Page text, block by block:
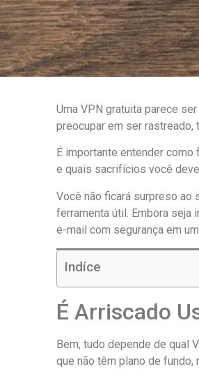
Uma VPN gratuita parece
preocupar em ser
É importante entender
e quais sacrifícios você
Você não ficará surpreso ao
ferramenta útil. Embora
e-mail com segurança em
Indíce
É Arriscado
Bem, tudo depende de qual
que não têm plano de